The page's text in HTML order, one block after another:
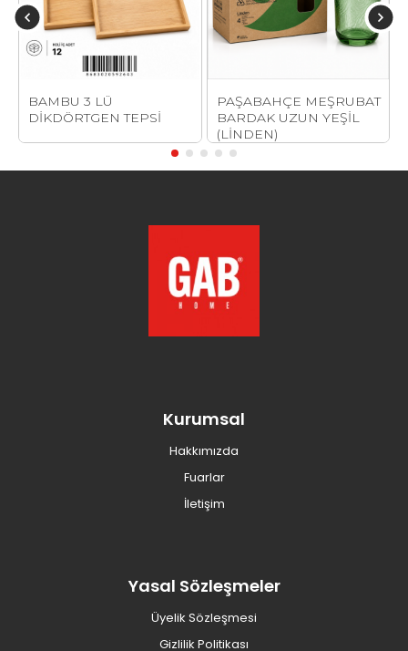
BAMBU 3 LÜ
DİKDÖRTGEN TEPSİ
PAŞABAHÇE MEŞRUBAT
BARDAK UZUN YEŞİL
(LİNDEN)
Kurumsal
Hakkımızda
Fuarlar
İletişim
Yasal Sözleşmeler
Üyelik Sözleşmesi
Gizlilik Politikası